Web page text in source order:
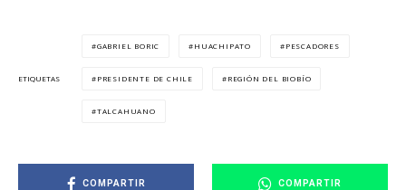
ETIQUETAS
GABRIEL BORIC HUACHIPATO PESCADORES
PRESIDENTE DE CHILE REGIÓN DEL BIOBÍO
TALCAHUANO
COMPARTIR COMPARTIR